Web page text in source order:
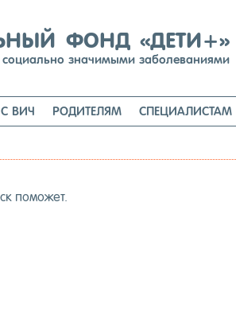
содержимомуФОНД «ДЕТИ+»
значимыми заболеваниями
ВИЧ РОДИТЕЛЯМ СПЕЦИАЛИСТАМ
по­может.